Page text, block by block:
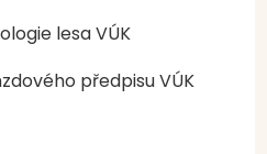
lesa VÚK
předpisu VÚK